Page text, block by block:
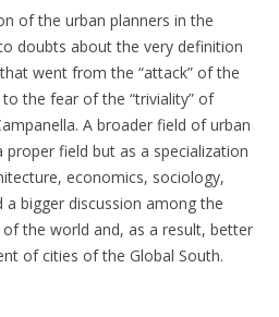
of the urban planners in the
doubts about the very definition
went from the “attack” of the
the fear of the “triviality” of
A broader field of urban
proper field but as a specialization
economics, sociology,
bigger discussion among the
the world and, as a result, better
of cities of the Global South.